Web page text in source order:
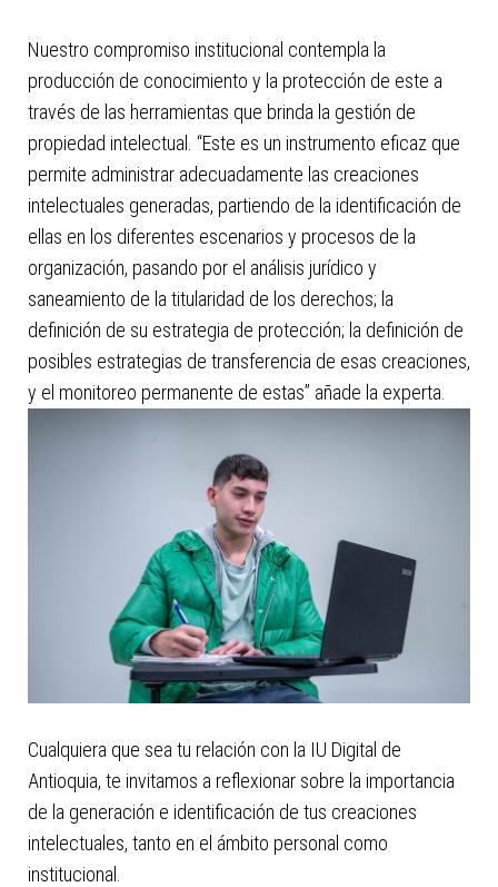
Nuestro compromiso institucional contempla la
producción de conocimiento y la protección de este a
través de las herramientas que brinda la gestión de
propiedad intelectual. “Este es un instrumento eficaz que
permite administrar adecuadamente las creaciones
intelectuales generadas, partiendo de la identificación de
ellas en los diferentes escenarios y procesos de la
organización, pasando por el análisis jurídico y
saneamiento de la titularidad de los derechos; la
definición de su estrategia de protección; la definición de
posibles estrategias de transferencia de esas creaciones,
y el monitoreo permanente de estas” añade la experta.
Cualquiera que sea tu relación con la IU Digital de
Antioquia, te invitamos a reflexionar sobre la importancia
de la generación e identificación de tus creaciones
intelectuales, tanto en el ámbito personal como
institucional.